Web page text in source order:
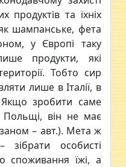
продуктів та їхніх
шампанське, фета
у Європі таку
продукти, які
Тобто сир
лише в Італії, в
зробити саме
він не має
– авт.). Мета ж
зібрати особисті
споживання їжі, а